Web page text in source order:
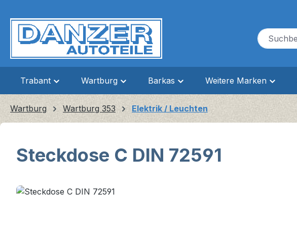
Trabant Wartburg Barkas Weitere Marken
Wartburg Wartburg 353 Elektrik / Leuchten
Steckdose C DIN 72591
Bildergalerie überspringen